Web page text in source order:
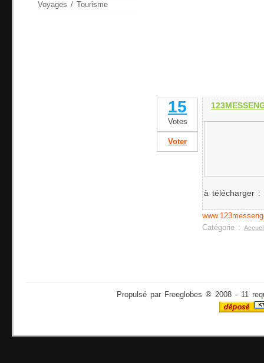
Voyages / Tourisme
15
Votes
Voter
à télécharger :
Catégorie : Accueil
Propulsé par Freeglobes ® 2008 - 11